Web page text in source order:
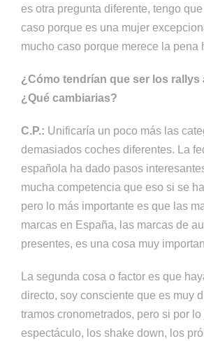
es otra pregunta diferente, tengo
caso porque es una mujer
mucho caso porque merece la pena
¿Cómo tendrían que ser los rallys
¿Qué cambiarias?
C.P.: Unificaría un poco más las
demasiados coches diferentes. La
española ha dado pasos
mucha competencia que eso si se
pero lo más importante es que las
marcas en España, las marcas de
presentes, es una cosa muy
La segunda cosa o factor es que
directo, soy consciente que es muy
tramos cronometrados, pero si por
espectáculo, los shake down, los